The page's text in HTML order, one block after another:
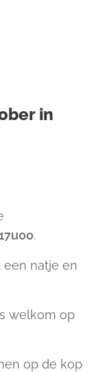
in
.
natje en
welkom op
op de kop